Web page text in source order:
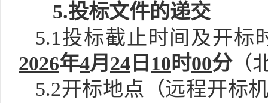
5.投标文件的递交
5.1投标截止时间及开标
2026年4月 24 日 10时00分（
5.2开标地点（远程开标